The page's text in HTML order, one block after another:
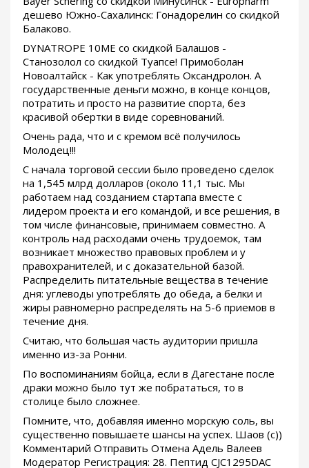
дешево Южно-Сахалинск: Гонадорелин со скидкой
Балаково.
DYNATROPE 10ME со скидкой Балашов -
Станозолол со скидкой Туапсе! Примоболан
Новоалтайск - Как употреблять Оксандролон. А
государственные деньги можно, в конце концов,
потратить и просто на развитие спорта, без
красивой обертки в виде соревнований.
Очень рада, что и с кремом всё получилось
Молодец!!!
С начала торговой сессии было проведено сделок
на 1,545 млрд долларов (около 11,1 тыс. Мы
работаем над созданием стартапа вместе с
лидером проекта и его командой, и все решения, в
том числе финансовые, принимаем совместно. А
контроль над расходами очень трудоемок, там
возникает множество правовых проблем и у
правохранителей, и с доказательной базой.
Распределить питательные вещества в течение
дня: углеводы употреблять до обеда, а белки и
жиры равномерно распределять на 5-6 приемов в
течение дня.
Считаю, что большая часть аудитории пришла
именно из-за Ронни.
По воспоминаниям бойца, если в Дагестане после
драки можно было тут же побрататься, то в
столице было сложнее.
Помните, что, добавляя именно морскую соль, вы
существенно повышаете шансы на успех. Шаов (с))
Комментарий Отправить Отмена Адель Валеев
Модератор Регистрация: 28. Пептид CJC1295DAC